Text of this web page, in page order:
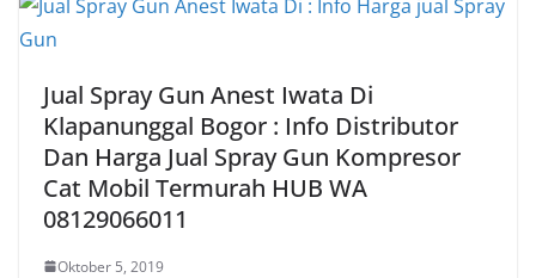
Jual Spray Gun Anest Iwata Di
Klapanunggal Bogor : Info Distributor
Dan Harga Jual Spray Gun Kompresor
Cat Mobil Termurah HUB WA
08129066011
Oktober 5, 2019